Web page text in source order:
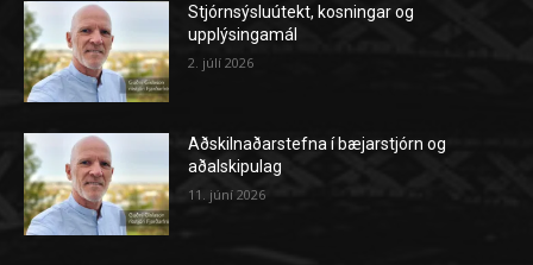
Stjórnsýsluútekt, kosningar og
upplýsingamál
2. júlí 2026
Aðskilnaðarstefna í bæjarstjórn og
aðalskipulag
11. júní 2026